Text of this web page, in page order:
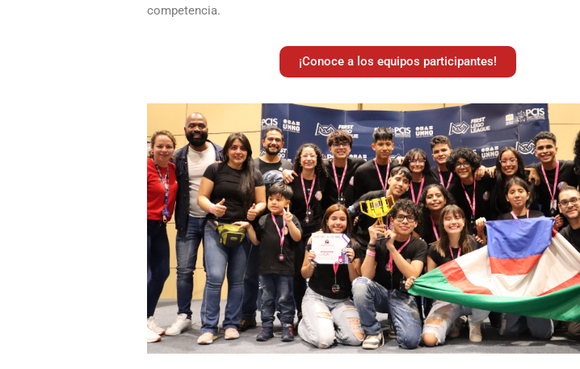
competencia.
¡Conoce a los equipos participantes!